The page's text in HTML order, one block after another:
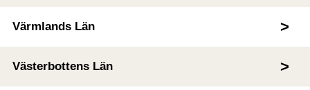
Värmlands Län
Västerbottens Län